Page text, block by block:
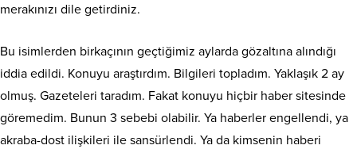
merakınızı dile getirdiniz.
Bu isimlerden birkaçının geçtiğimiz aylarda gözaltına alındığı
iddia edildi. Konuyu araştırdım. Bilgileri topladım. Yaklaşık 2 ay
olmuş. Gazeteleri taradım. Fakat konuyu hiçbir haber sitesinde
göremedim. Bunun 3 sebebi olabilir. Ya haberler engellendi, ya
akraba-dost ilişkileri ile sansürlendi. Ya da kimsenin haberi